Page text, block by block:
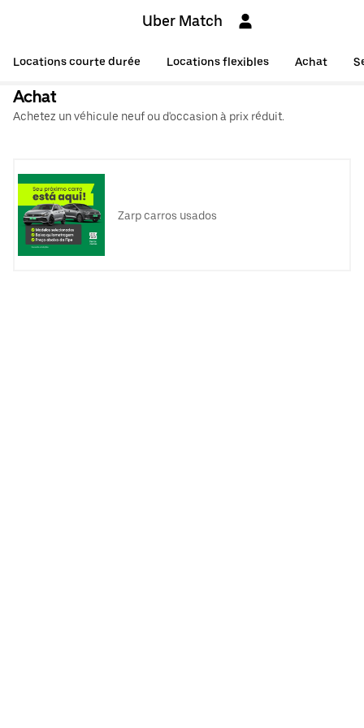
Uber Match
Locations courte durée Locations flexibles Achat
Achat
Achetez un véhicule neuf ou d'occasion à prix réduit.
Zarp carros usados